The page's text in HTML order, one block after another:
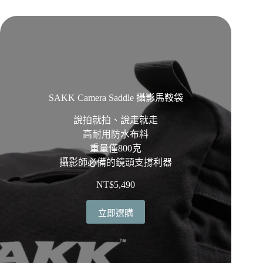
SAKK Camera Saddle 攝影馬鞍袋
說拍就拍、說走就走
高耐用防水布料
重量僅800克
攝影師必備的鏡頭支撐利器
NT$5,490
立即選購